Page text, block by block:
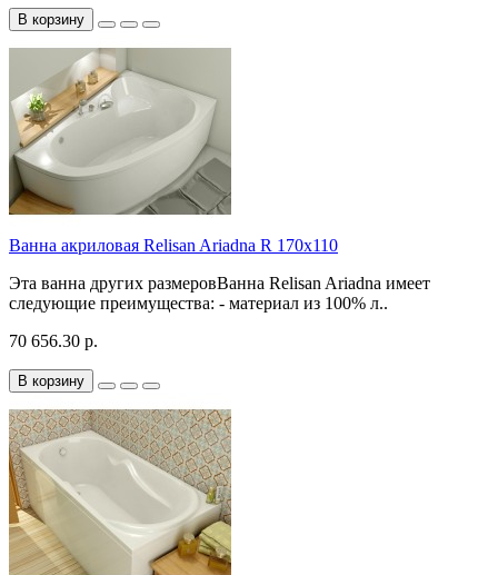
В корзину
Ванна акриловая Relisan Ariadna R 170x110
Эта ванна других размеровВанна Relisan Ariadna имеет
следующие преимущества: - материал из 100% л..
70 656.30 р.
В корзину